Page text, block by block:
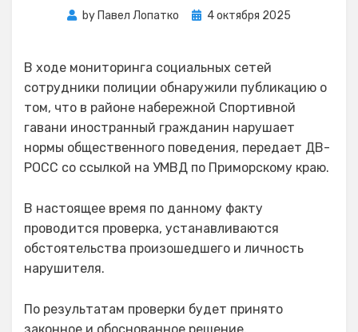
by Павел Лопатко
Posted
4 октября 2025
В ходе мониторинга социальных сетей
сотрудники полиции обнаружили публикацию о
том, что в районе набережной Спортивной
гавани иностранный гражданин нарушает
нормы общественного поведения, передает ДВ-
РОСС со ссылкой на УМВД по Приморскому краю.
В настоящее время по данному факту
проводится проверка, устанавливаются
обстоятельства произошедшего и личность
нарушителя.
По результатам проверки будет принято